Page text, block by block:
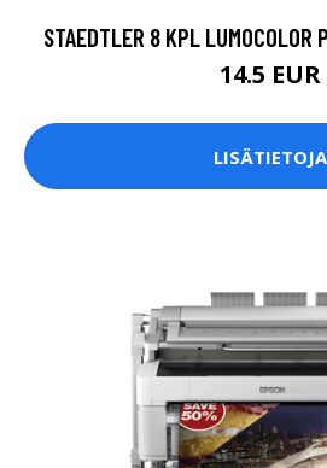
STAEDTLER 8 KPL LUMOCOLOR
14.5 EUR
LISÄTIETOJA